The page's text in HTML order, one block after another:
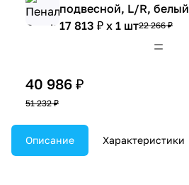
подвесной, L/R, белый
17 813 ₽ x 1 шт22 266 ₽
40 986 ₽
51 232 ₽
Описание Характеристики